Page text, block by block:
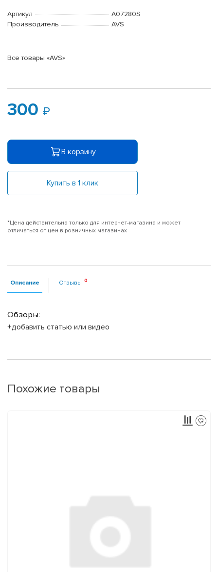
Артикул
A07280S
Производитель
AVS
Все товары «AVS»
300
В корзину
Купить в 1 клик
*Цена действительна только для интернет-магазина и может
отличаться от цен в розничных магазинах
Описание Отзывы
Обзоры:
+добавить статью или видео
Похожие товары